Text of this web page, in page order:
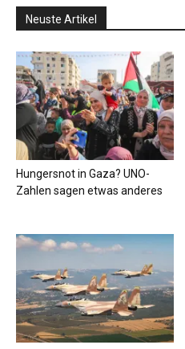
Neuste Artikel
Hungersnot in Gaza? UNO-
Zahlen sagen etwas anderes